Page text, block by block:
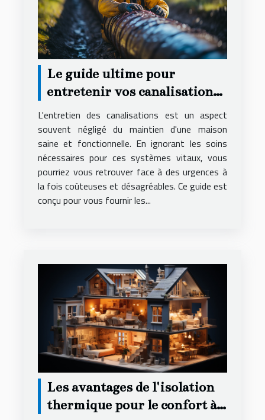
Le guide ultime pour
entretenir vos canalisations
et éviter les urgences
L'entretien des canalisations est un aspect
souvent négligé du maintien d'une maison
saine et fonctionnelle. En ignorant les soins
nécessaires pour ces systèmes vitaux, vous
pourriez vous retrouver face à des urgences à
la fois coûteuses et désagréables. Ce guide est
conçu pour vous fournir les...
Les avantages de l'isolation
thermique pour le confort à